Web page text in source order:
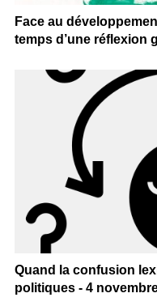
Face au
temps d’une réflexion
Quand la confusion
politiques - 4